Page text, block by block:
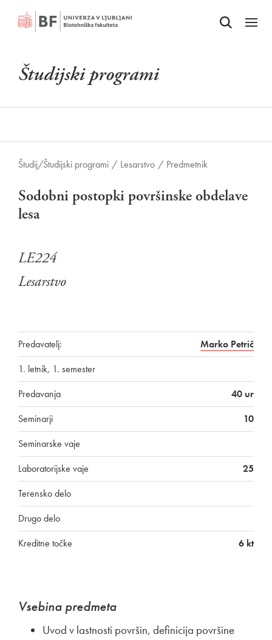
Odpri iskalnik
Odpri
Študijski programi
Študij/Študijski programi / Lesarstvo / Predmetnik
Sodobni postopki površinske obdelave
lesa
LE224
Lesarstvo
Predavatelj:
Marko Petrič
1. letnik, 1. semester
Predavanja
40 ur
Seminarji
10
Seminarske vaje
Laboratorijske vaje
25
Terensko delo
Drugo delo
Kreditne točke
6 kt
Vsebina predmeta
Uvod v lastnosti površin, definicija površine